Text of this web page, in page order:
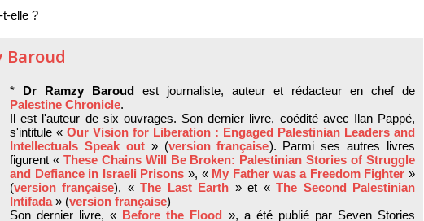
t-elle ?
Baroud
* Dr Ramzy Baroud est journaliste, auteur et rédacteur en chef de
Palestine Chronicle.
Il est l'auteur de six ouvrages. Son dernier livre, coédité avec Ilan Pappé,
s'intitule «Our Vision for Liberation : Engaged Palestinian Leaders and
Intellectuals Speak out» (version française). Parmi ses autres livres
figurent « These Chains Will Be Broken: Palestinian Stories of Struggle
and Defiance in Israeli Prisons », « My Father was a Freedom Fighter »
(version française), «The Last Earth » et «The Second Palestinian
Intifada» (version française)
Son dernier livre, « Before the Flood », a été publié par Seven Stories